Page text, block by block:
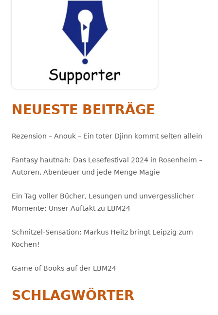
NEUESTE BEITRÄGE
Rezension – Anouk – Ein toter Djinn kommt selten allein
Fantasy hautnah: Das Lesefestival 2024 in Rosenheim –
Autoren, Abenteuer und jede Menge Magie
Ein Tag voller Bücher, Lesungen und unvergesslicher
Momente: Unser Auftakt zu LBM24
Schnitzel-Sensation: Markus Heitz bringt Leipzig zum
Kochen!
Game of Books auf der LBM24
SCHLAGWÖRTER